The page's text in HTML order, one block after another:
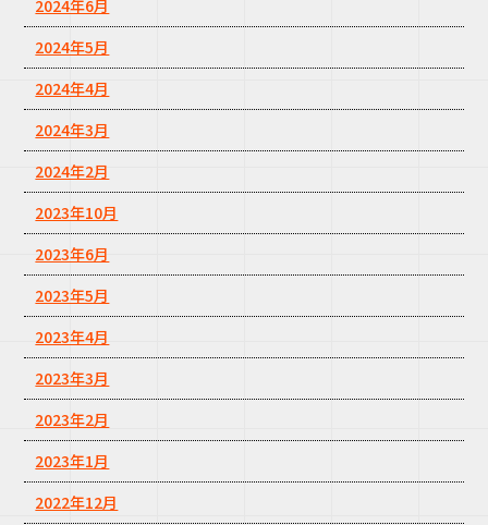
2024年6月
2024年5月
2024年4月
2024年3月
2024年2月
2023年10月
2023年6月
2023年5月
2023年4月
2023年3月
2023年2月
2023年1月
2022年12月